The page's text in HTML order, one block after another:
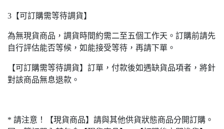
3【可訂購需等待調貨】
為無現貨商品，調貨時間約需二至五個工作天。訂購前請先
自行評估能否等候，如能接受等待，再請下單。
【可訂購需等待調貨】訂單，付款後如遇缺貨品項者，將針
對該商品無息退款。
* 請注意！【現貨商品】請與其他供貨狀態商品分開訂購。